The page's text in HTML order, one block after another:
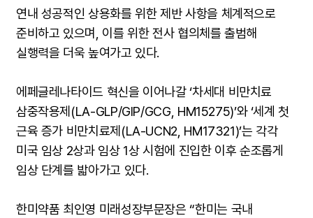
연내 성공적인 상용화를 위한 제반 사항을 체계적으로
준비하고 있으며, 이를 위한 전사 협의체를 출범해
실행력을 더욱 높여가고 있다.
에페글레나타이드 혁신을 이어나갈 ‘차세대 비만치료
삼중작용제(LA-GLP/GIP/GCG, HM15275)’와 ‘세계 첫
근육 증가 비만치료제(LA-UCN2, HM17321)’는 각각
미국 임상 2상과 임상 1상 시험에 진입한 이후 순조롭게
임상 단계를 밟아가고 있다.
한미약품 최인영 미래성장부문장은 “한미는 국내